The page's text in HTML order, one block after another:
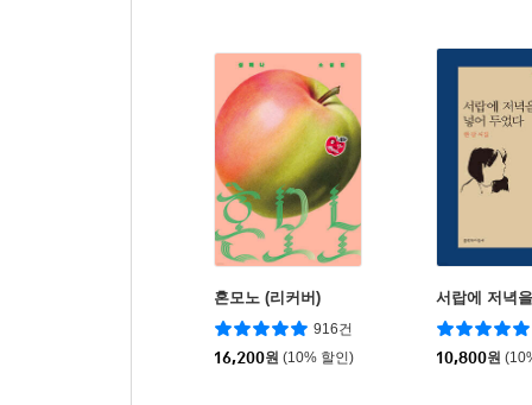
혼모노 (리커버)
916건
16,200원 (10% 할인)
서랍에 저녁
10,800원